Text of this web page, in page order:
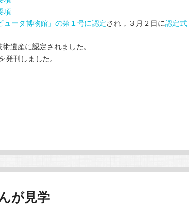
項
ュータ博物館」の第１号に認定され，３月２日に認定式
遺産に認定されました。
を発刊しました。
が見学